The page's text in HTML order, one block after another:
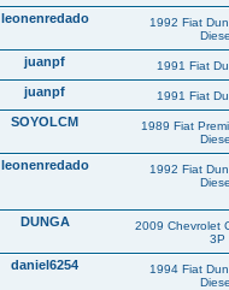
leonenredado
1992 Fiat
juanpf 1991 Fiat
juanpf 1991 Fiat
SOYOLCM
1989 Fiat
leonenredado
1992 Fiat
DUNGA
2009 Chevrolet
3P
daniel6254
1994 Fiat